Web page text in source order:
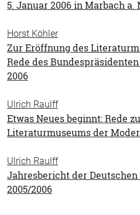
5. Januar 2006 in Marbach a.
Horst Köhler
Zur Eröffnung des
Rede des
2006
Ulrich Raulff
Etwas Neues beginnt: Rede
Literaturmuseums der
Ulrich Raulff
Jahresbericht der
2005/2006